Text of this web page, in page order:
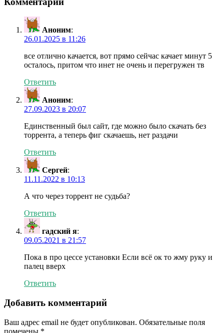
Аноним:
26.01.2025 в 11:26
все отлично качается, вот прямо сейчас качает минут 5
осталось, притом что инет не очень и перегружен тв
Ответить
Аноним:
27.09.2023 в 20:07
Единственный был сайт, где можно было скачать без
торрента, а теперь фиг скачаешь, нет раздачи
Ответить
Сергей:
11.11.2022 в 10:13
А что через торрент не судьба?
Ответить
гадский я:
09.05.2021 в 21:57
Пока в про цессе установки Если всё ок то жму руку и
палец вверх
Ответить
Добавить комментарий
Ваш адрес email не будет опубликован. Обязательные поля
помечены *